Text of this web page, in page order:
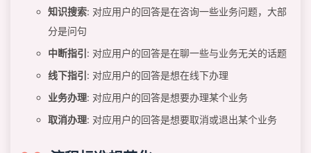
知识搜索: 对应用户的回答是在咨询一些业务问题，大部
分是问句
中断指引 : 对应用户的回答是在聊一些与业务无关的话题
线下指引 : 对应用户的回答是想在线下办理
业务办理: 对应用户的回答是想要办理某个业务
取消办理: 对应用户的回答是想要取消或退出某个业务